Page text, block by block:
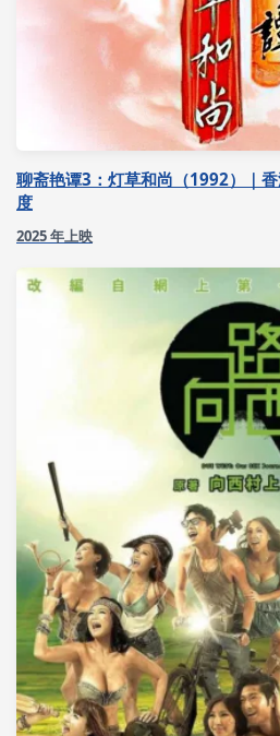
聊斋艳谭3：灯草和尚（1992）｜
度
2025 年上映